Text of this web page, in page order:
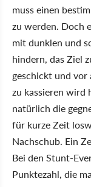
muss einen
zu werden. Doch
mit dunklen und
hindern, das Ziel
geschickt und vor
zu kassieren wird
natürlich die
für kurze Zeit
Nachschub. Ein
Bei den Stunt-
Punktezahl, die